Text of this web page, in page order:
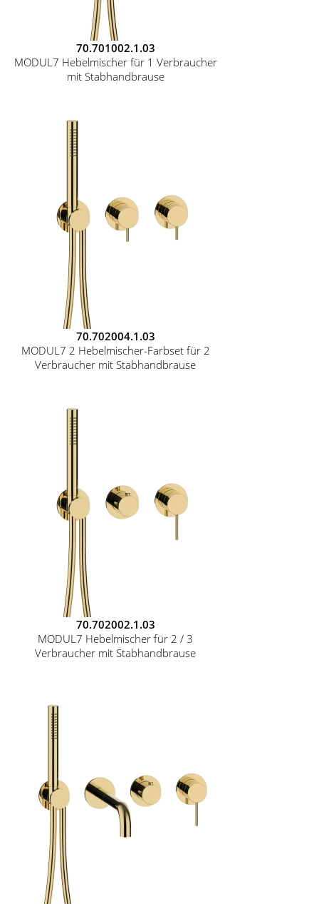
70.701002.1.03
MODUL7 Hebelmischer für 1 Verbraucher
mit Stabhandbrause
70.702004.1.03
MODUL7 2 Hebelmischer-Farbset für 2
Verbraucher mit Stabhandbrause
70.702002.1.03
MODUL7 Hebelmischer für 2 / 3
Verbraucher mit Stabhandbrause